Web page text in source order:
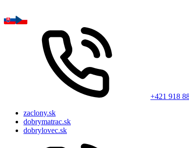
+421 918
zaclony.sk
dobrymatrac.sk
dobrylovec.sk